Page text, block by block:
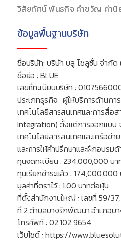
วิสัยทัศน์ พันธกิจ คำขวัญ ค่านิ
ข้อมูลพื้นฐานบริษัท
ชื่อบริษัท: บริษัท บลู โซลูชั่น จำกัด
ชื่อย่อ : BLUE
เลขที่ทะเบียนบริษัท :
ประเภทธุรกิจ : ผู้ให้บริการด้านก
เทคโนโลยีสารสนเทศและการสื่อ
Integration) ตั้งแต่การออกแบบ
เทคโนโลยีสารสนเทศและเครือข่า
และการให้คำปรึกษาและฝึกอบรม
ทุนจดทะเบียน : 234,000,000 บา
ทุนเรียกชำระแล้ว : 174,000,000
มูลค่าที่ตราไว้ : 1.00 บาทต่อหุ้น
ที่ตั้งสำนักงานใหญ่ : เลขที่ 59/
ที่ 2 ตำบลบางรักพัฒนา อำเภอบ
โทรศัพท์ : 02 102 9654
เว็บไซต์ : https://